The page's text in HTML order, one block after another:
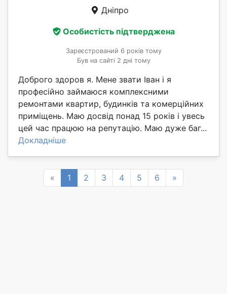
Дніпро
Особистість підтверджена
Зареєстрований 6 років тому
Був на сайті 2 дні тому
Доброго здоров я. Мене звати Іван і я
професійно займаюся комплексними
ремонтами квартир, будинків та комерційних
приміщень. Маю досвід понад 15 років і увесь
цей час працюю на репутацію. Маю дуже баг...
Докладніше
« Previous
1 2 3 4 5 6 »